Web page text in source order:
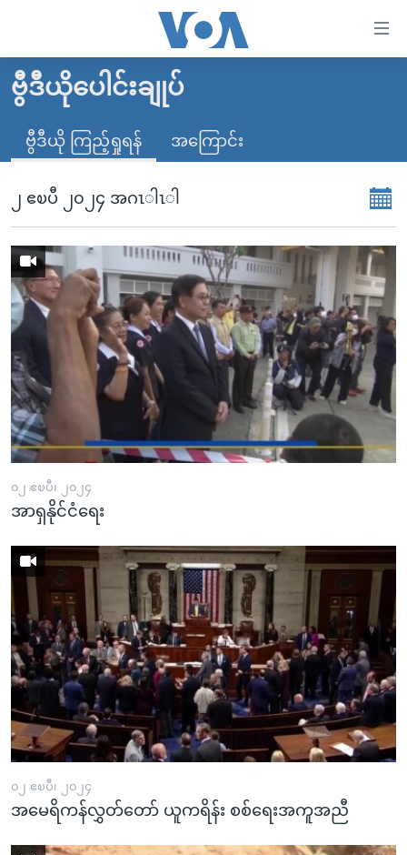
လွယ်ကူ
စေ
သည့်
များ
အကြောင်းအရာ
သို့
ကျော်
ကြည့်
ရန်
ပင်မ
အ
ညွန်း
စာမျက်နှာ
သို့
ကျော်
ရှာဖွေ
ရန်
နေရာ
သို့
ကျော်
ရန်
မူလစာမျက်နှာ
မြန်မာ
ကမ္ဘာ့သတင်းများ
နိုင်ငံတကာ
အမေရိကန်
တရုတ်
အစ္စရေး-ပါလက်စတိုင်း
ဗွီဒီယို
သတင်းလွတ်လပ်ခွင့်
ရပ်ဝန်းတခု လမ်းတခု အလွန်
အင်္ဂလိပ်စာလေ့လာမယ်
အမေရိကန်သုံးအီဒီယံ
မကြေးမုံရဲ့ အင်္ဂလိပ်စာ
ရုပ်ရှင်ထဲက အင်္ဂလိပ်စာ
သုတပဒေသာ အင်္ဂလိပ်စာ
အပတ်စဉ်ကဏ္ဍများ
တီဗွီ
ရေဒီယိုနှင့်ရုပ်သံ အချက်အလက်များ
ရေဒီယို/တီဗွီအစီအစဉ်
Learning English
ဗွီအိုအေ လူမှုကွန်ယက်များ
ဘာသာစကားများ
ဗွီဒီယိုပေါင်းချုပ်
ဗွီဒီယို ကြည့်ရှုရန် အကြောင်း
၂ ဧၿပီ ၂၀၂၄ အဂၤါၤါ
၀၂ ဧၿပီ၊ ၂၀၂၄
အာရှနိုင်ငံရေး
၀၂ ဧၿပီ၊ ၂၀၂၄
အမေရိကန်လွှတ်တော် ယူကရိန်း စစ်ရေးအကူအညီ